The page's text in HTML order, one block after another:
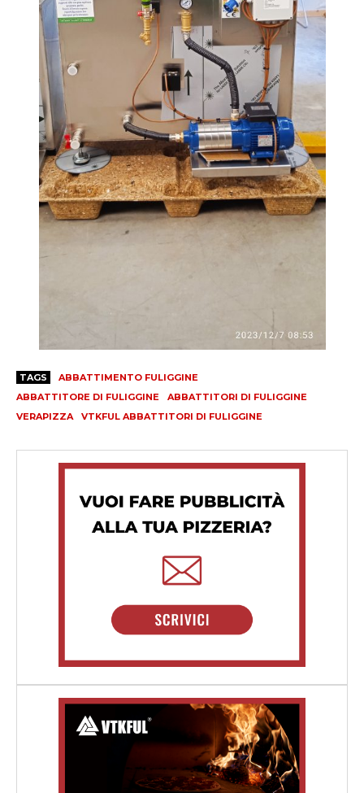
TAGS
ABBATTIMENTO FULIGGINE
ABBATTITORE DI FULIGGINE
ABBATTITORI DI FULIGGINE
VERAPIZZA
VTKFUL ABBATTITORI DI FULIGGINE